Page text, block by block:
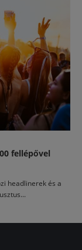
fellépővel
headlinerek és a